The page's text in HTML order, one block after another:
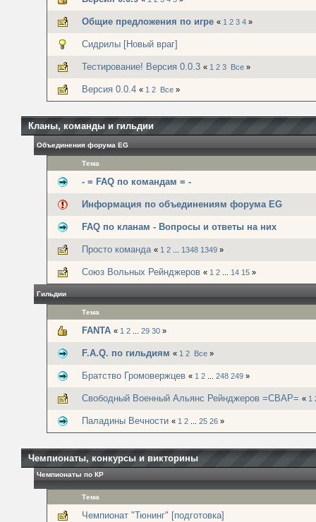
Общие предложения по игре « 1 2 3 4 »
Сидрилы [Новый враг]
Тестирование! Версия 0.0.3 « 1 2 3 Все »
Версия 0.0.4 « 1 2 Все »
Кланы, команды и гильдии
Объединения форума EG
Тема
- = FAQ по командам = -
Информация по объединениям форума EG
FAQ по кланам - Вопросы и ответы на них
Просто команда « 1 2 ... 1348 1349 »
Союз Вольных Рейнджеров « 1 2 ... 14 15 »
Гильдии
Тема
FANTA « 1 2 ... 29 30 »
F.A.Q. по гильдиям « 1 2 Все »
Братство Громовержцев « 1 2 ... 248 249 »
Свободный Военный Альянс Рейнджеров =СВАР= « 1
Паладины Вечности « 1 2 ... 25 26 »
Чемпионаты, конкурсы и викторины
Чемпионаты по КР
Тема
Чемпионат "Тюнинг" [подготовка]